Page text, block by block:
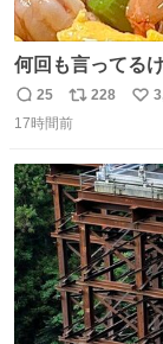
何回も言ってる
で満足感エグい
返
信
25
リ
ポ
ト
数
228
い
数
17時間前